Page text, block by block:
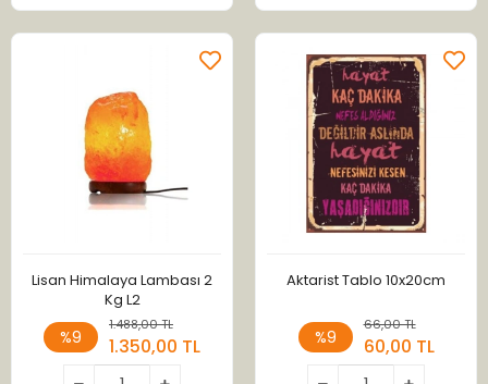
Lisan Himalaya Lambası 2
Kg L2
%9
1.488,00 TL
1.350,00 TL
Aktarist Tablo 10x20cm
%9
66,00 TL
60,00 TL